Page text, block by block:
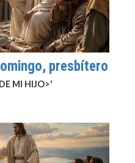
presbítero
MI HIJO>'